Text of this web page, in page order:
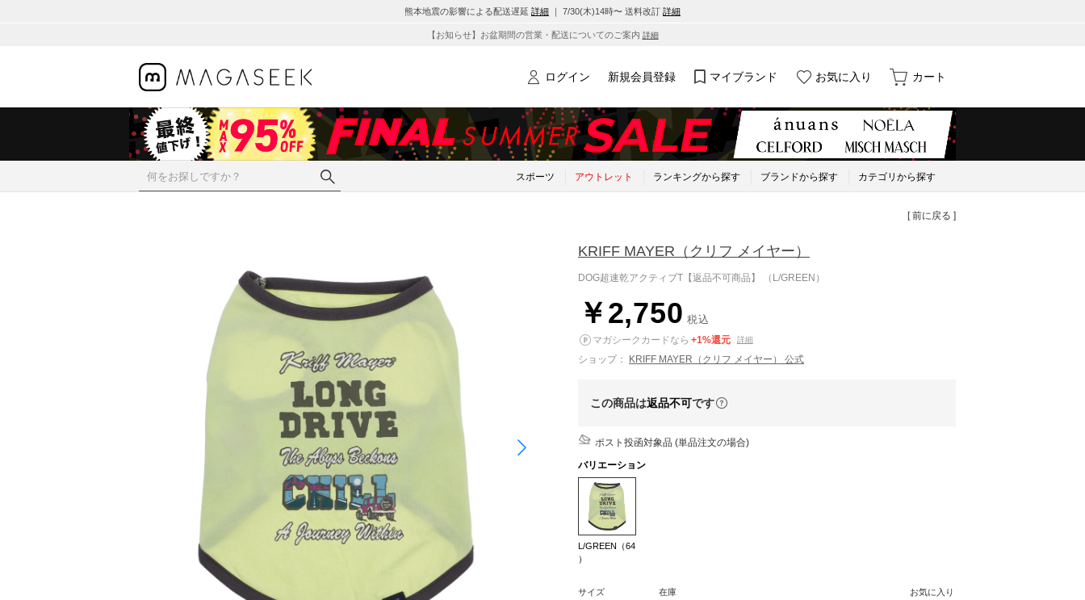
熊本地震の影響による配送遅延 詳細 ｜ 7/30(木)14時〜 送料改訂 詳細
【お知らせ】お盆期間の営業・配送についてのご案内 詳細
ログイン 新規会員登録 マイブランド お気に入り カート
スポーツ アウトレット ランキングから探す ブランドから探す カテゴリから探す
[ 前に戻る ]
KRIFF MAYER （クリフ メイヤー）
DOG超速乾アクティブT【返品不可商品】 （L/GREEN）
￥2,750 税込
マガシークカードなら +1%還元 詳細
ショップ： KRIFF MAYER（クリフ メイヤー） 公式
この商品は返品不可です
ポスト投函対象品 (単品注文の場合)
バリエーション
L/GREEN（64
）
サイズ 在庫 お気に入り